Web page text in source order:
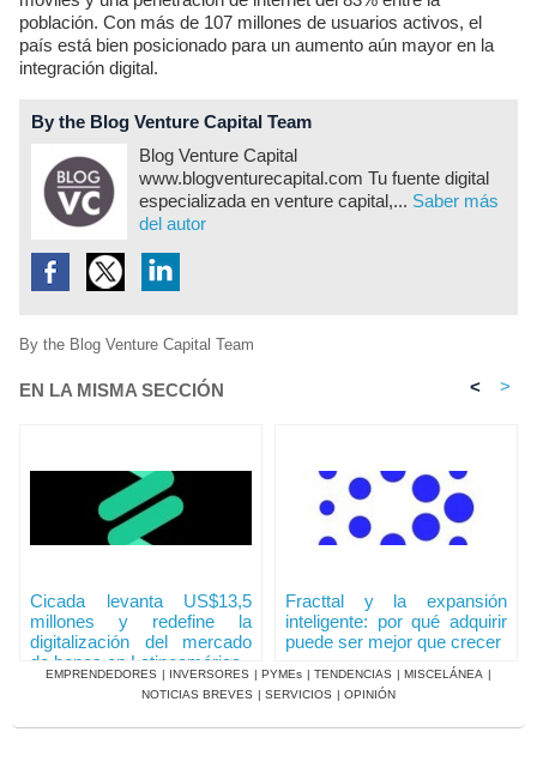
población. Con más de 107 millones de usuarios activos, el
país está bien posicionado para un aumento aún mayor en la
integración digital.
By the Blog Venture Capital Team
Blog Venture Capital
www.blogventurecapital.com Tu fuente digital
especializada en venture capital,... Saber más
del autor
By the Blog Venture Capital Team
EN LA MISMA SECCIÓN < >
Cicada levanta US$13,5
millones y redefine la
digitalización del mercado
de bonos en Latinoamérica
Fracttal y la expansión
inteligente: por qué adquirir
puede ser mejor que crecer
EMPRENDEDORES | INVERSORES | PYMEs | TENDENCIAS | MISCELÁNEA |
NOTICIAS BREVES | SERVICIOS | OPINIÓN